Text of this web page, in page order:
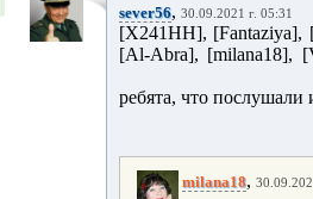
sever56, 30.09.2021 г. 05:31
[X241HH], [Fantaziya],
[Al-Abra],
ребята, что
milana18,